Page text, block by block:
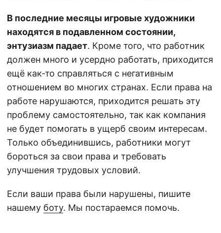
В последние месяцы игровые художники
находятся в подавленном состоянии,
энтузиазм падает. Кроме того, что работник
должен много и усердно работать, приходится
ещё как-то справляться с негативным
отношением во многих странах. Если права на
работе нарушаются, приходится решать эту
проблему самостоятельно, так как компания
не будет помогать в ущерб своим интересам.
Только объединившись, работники могут
бороться за свои права и требовать
улучшения трудовых условий.
Если ваши права были нарушены, пишите
нашему боту. Мы постараемся помочь.